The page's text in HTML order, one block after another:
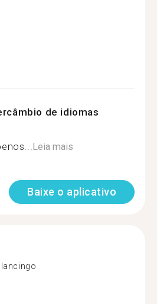
de idiomas
Leia mais
Baixe o aplicativo